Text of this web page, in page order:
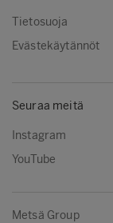
Tietosuoja
Evästekäytännöt
Seuraa meitä
Instagram
YouTube
Metsä Group